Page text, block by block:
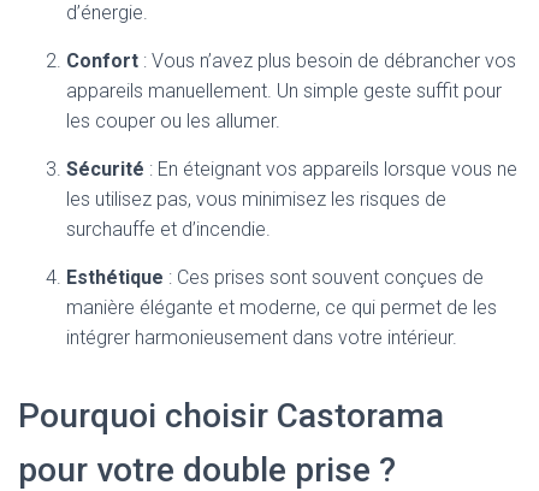
d’énergie.
Confort : Vous n’avez plus besoin de débrancher vos
appareils manuellement. Un simple geste suffit pour
les couper ou les allumer.
Sécurité : En éteignant vos appareils lorsque vous ne
les utilisez pas, vous minimisez les risques de
surchauffe et d’incendie.
Esthétique : Ces prises sont souvent conçues de
manière élégante et moderne, ce qui permet de les
intégrer harmonieusement dans votre intérieur.
Pourquoi choisir Castorama
pour votre double prise ?